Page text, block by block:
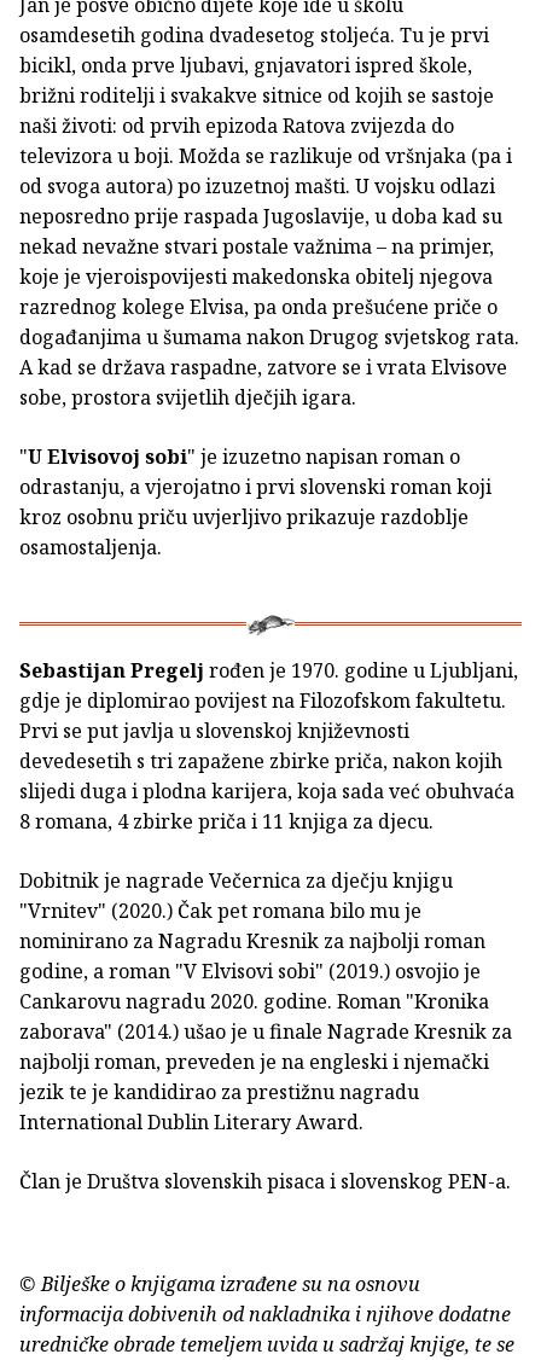
osamdesetih godina dvadesetog stoljeća. Tu je prvi
bicikl, onda prve ljubavi, gnjavatori ispred škole,
brižni roditelji i svakakve sitnice od kojih se sastoje
naši životi: od prvih epizoda Ratova zvijezda do
televizora u boji. Možda se razlikuje od vršnjaka (pa i
od svoga autora) po izuzetnoj mašti. U vojsku odlazi
neposredno prije raspada Jugoslavije, u doba kad su
nekad nevažne stvari postale važnima – na primjer,
koje je vjeroispovijesti makedonska obitelj njegova
razrednog kolege Elvisa, pa onda prešućene priče o
događanjima u šumama nakon Drugog svjetskog rata.
A kad se država raspadne, zatvore se i vrata Elvisove
sobe, prostora svijetlih dječjih igara.
"U Elvisovoj sobi" je izuzetno napisan roman o
odrastanju, a vjerojatno i prvi slovenski roman koji
kroz osobnu priču uvjerljivo prikazuje razdoblje
osamostaljenja.
Sebastijan Pregelj rođen je 1970. godine u Ljubljani,
gdje je diplomirao povijest na Filozofskom fakultetu.
Prvi se put javlja u slovenskoj književnosti
devedesetih s tri zapažene zbirke priča, nakon kojih
slijedi duga i plodna karijera, koja sada već obuhvaća
8 romana, 4 zbirke priča i 11 knjiga za djecu.
Dobitnik je nagrade Večernica za dječju knjigu
"Vrnitev" (2020.) Čak pet romana bilo mu je
nominirano za Nagradu Kresnik za najbolji roman
godine, a roman "V Elvisovi sobi" (2019.) osvojio je
Cankarovu nagradu 2020. godine. Roman "Kronika
zaborava" (2014.) ušao je u finale Nagrade Kresnik za
najbolji roman, preveden je na engleski i njemački
jezik te je kandidirao za prestižnu nagradu
International Dublin Literary Award.
Član je Društva slovenskih pisaca i slovenskog PEN-a.
© Bilješke o knjigama izrađene su na osnovu
informacija dobivenih od nakladnika i njihove dodatne
uredničke obrade temeljem uvida u sadržaj knjige, te se